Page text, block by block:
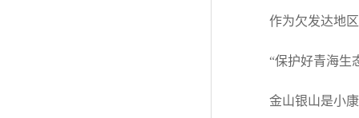
作为欠发达地
“保护好青海生
金山银山是小